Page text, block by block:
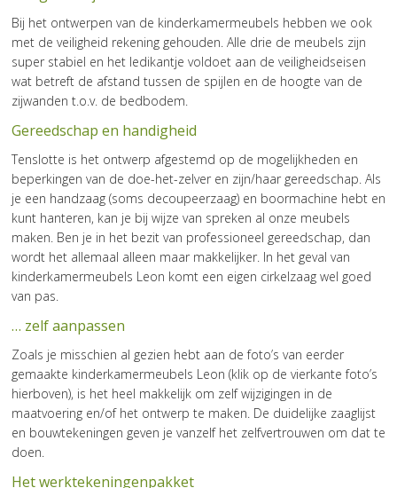
Bij het ontwerpen van de kinderkamermeubels hebben we ook
met de veiligheid rekening gehouden. Alle drie de meubels zijn
super stabiel en het ledikantje voldoet aan de veiligheidseisen
wat betreft de afstand tussen de spijlen en de hoogte van de
zijwanden t.o.v. de bedbodem.
Gereedschap en handigheid
Tenslotte is het ontwerp afgestemd op de mogelijkheden en
beperkingen van de doe-het-zelver en zijn/haar gereedschap. Als
je een handzaag (soms decoupeerzaag) en boormachine hebt en
kunt hanteren, kan je bij wijze van spreken al onze meubels
maken. Ben je in het bezit van professioneel gereedschap, dan
wordt het allemaal alleen maar makkelijker. In het geval van
kinderkamermeubels Leon komt een eigen cirkelzaag wel goed
van pas.
… zelf aanpassen
Zoals je misschien al gezien hebt aan de foto’s van eerder
gemaakte kinderkamermeubels Leon (klik op de vierkante foto’s
hierboven), is het heel makkelijk om zelf wijzigingen in de
maatvoering en/of het ontwerp te maken. De duidelijke zaaglijst
en bouwtekeningen geven je vanzelf het zelfvertrouwen om dat te
doen.
Het werktekeningenpakket